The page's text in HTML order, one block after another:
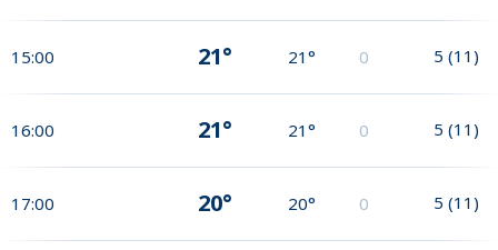
15:00 21° 21° 0 5 (11)
16:00 21° 21° 0 5 (11)
17:00 20° 20° 0 5 (11)